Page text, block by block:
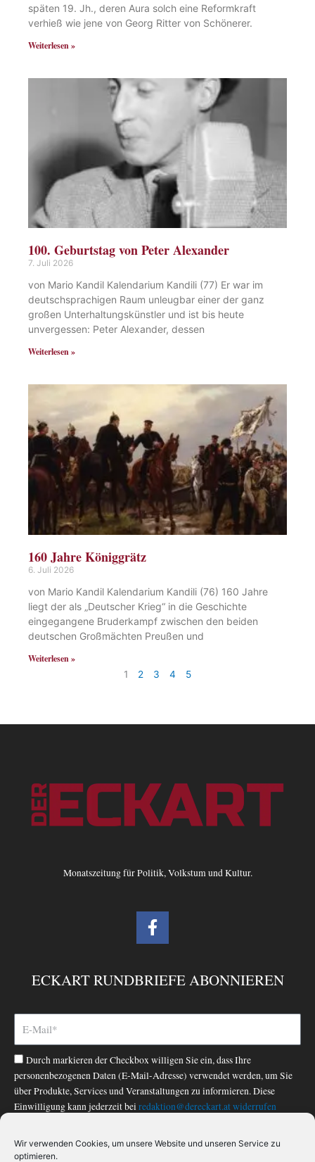
Wir verwenden Cookies, um unsere Website und unseren Service zu
optimieren.
späten 19. Jh., deren Aura solch eine Reformkraft
verhieß wie jene von Georg Ritter von Schönerer.
Weiterlesen »
100. Geburtstag von Peter Alexander
7. Juli 2026
von Mario Kandil Kalendarium Kandili (77) Er war im
deutschsprachigen Raum unleugbar einer der ganz
großen Unterhaltungskünstler und ist bis heute
unvergessen: Peter Alexander, dessen
Weiterlesen »
160 Jahre Königgrätz
6. Juli 2026
von Mario Kandil Kalendarium Kandili (76) 160 Jahre
liegt der als „Deutscher Krieg“ in die Geschichte
eingegangene Bruderkampf zwischen den beiden
deutschen Großmächten Preußen und
Weiterlesen »
1 2 3 4 5
Monatszeitung für Politik, Volkstum und Kultur.
F
a
b
o
-
f
ECKART RUNDBRIEFE ABONNIEREN
Durch markieren der Checkbox willigen Sie ein, dass Ihre
personenbezogenen Daten (E-Mail-Adresse) verwendet werden, um Sie
über Produkte, Services und Veranstaltungen zu informieren. Diese
Einwilligung kann jederzeit bei redaktion@dereckart.atwiderrufen
Datenschutzerklärung